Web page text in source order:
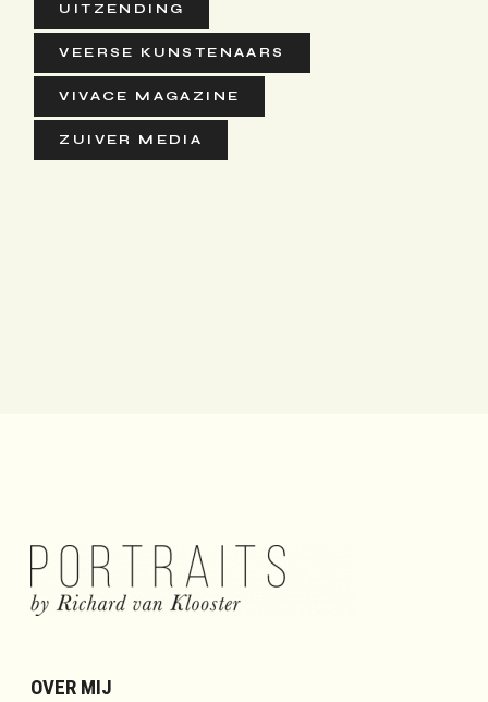
UITZENDING
VEERSE KUNSTENAARS
VIVACE MAGAZINE
ZUIVER MEDIA
OVER MIJ